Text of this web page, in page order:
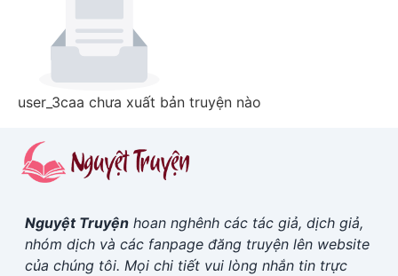
user_3caa chưa xuất bản truyện nào
Nguyệt Truyện hoan nghênh các tác giả, dịch giả,
nhóm dịch và các fanpage đăng truyện lên website
của chúng tôi. Mọi chi tiết vui lòng nhắn tin trực